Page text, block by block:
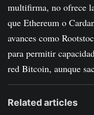
multifirma, no ofrece
que Ethereum o
avances como
para permitir
red Bitcoin, aunque
Related articles